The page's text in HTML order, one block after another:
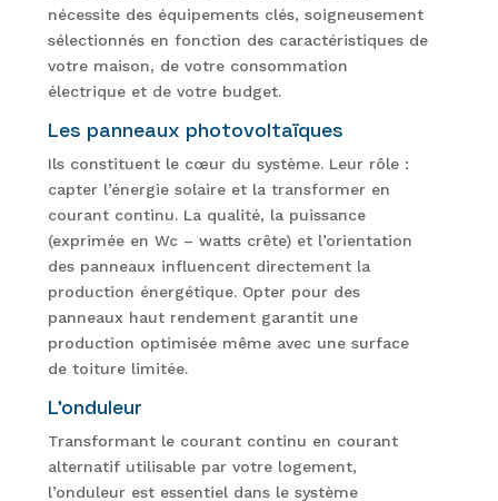
nécessite des équipements clés, soigneusement
sélectionnés en fonction des caractéristiques de
votre maison, de votre consommation
électrique et de votre budget.
Les panneaux photovoltaïques
Ils constituent le cœur du système. Leur rôle :
capter l’énergie solaire et la transformer en
courant continu. La qualité, la puissance
(exprimée en Wc – watts crête) et l’orientation
des panneaux influencent directement la
production énergétique. Opter pour des
panneaux haut rendement garantit une
production optimisée même avec une surface
de toiture limitée.
L’onduleur
Transformant le courant continu en courant
alternatif utilisable par votre logement,
l’onduleur est essentiel dans le système